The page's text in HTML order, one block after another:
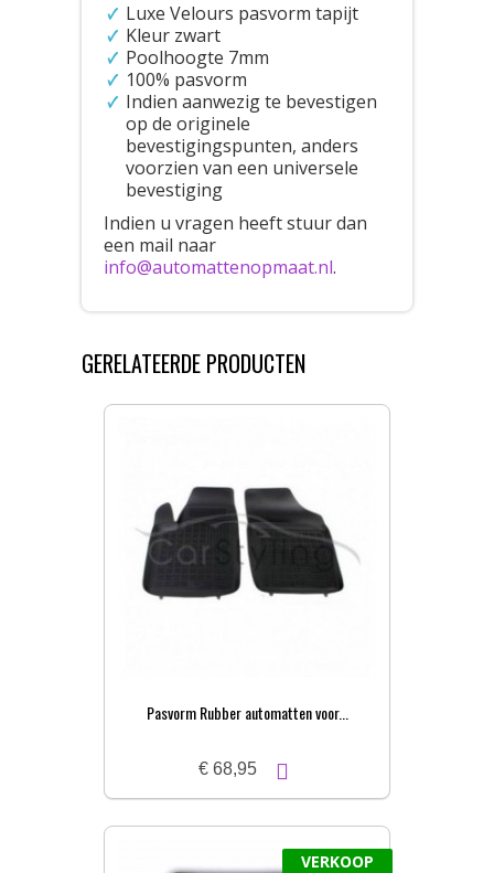
Luxe Velours pasvorm tapijt
Kleur zwart
Poolhoogte 7mm
100% pasvorm
Indien aanwezig te bevestigen
op de originele
bevestigingspunten, anders
voorzien van een universele
bevestiging
Indien u vragen heeft stuur dan
een mail naar
info@automattenopmaat.nl.
GERELATEERDE PRODUCTEN
Pasvorm Rubber automatten voor...
€ 68,95
VERKOOP